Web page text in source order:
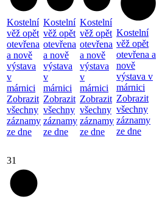
Kostelní
věž opět
otevřena
a nově
výstava
v
márnici
Zobrazit
všechny
záznamy
ze dne
Kostelní
věž opět
otevřena
a nově
výstava
v
márnici
Zobrazit
všechny
záznamy
ze dne
Kostelní
věž opět
otevřena
a nově
výstava
v
márnici
Zobrazit
všechny
záznamy
ze dne
Kostelní
věž opět
otevřena a
nově
výstava v
márnici
Zobrazit
všechny
záznamy
ze dne
31